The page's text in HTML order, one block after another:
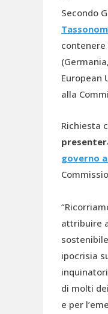
Secondo
European
alla
Richiesta
governo
attribuire
ipocrisia
di molti
e per